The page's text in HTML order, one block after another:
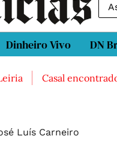
Dinheiro Vivo DN
Casal encontrado